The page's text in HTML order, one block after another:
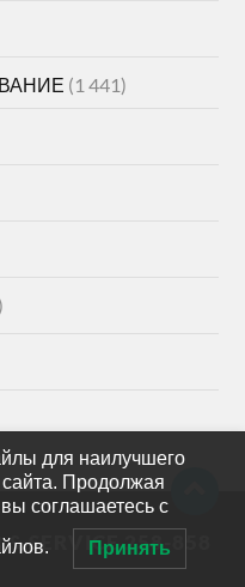
(1 441)
SERVICE 258-858
для наилучшего
Продолжая
вы соглашаетесь с
Принять